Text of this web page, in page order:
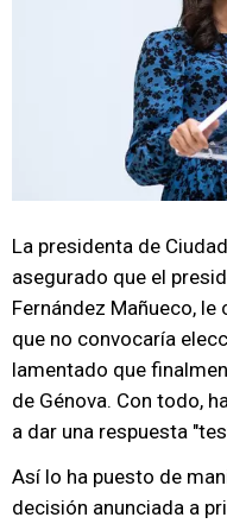
La presidenta de
asegurado que el
Fernández Mañueco,
que no convocaría
lamentado que
de Génova. Con todo,
a dar una respuesta
Así lo ha puesto de
decisión anunciada a